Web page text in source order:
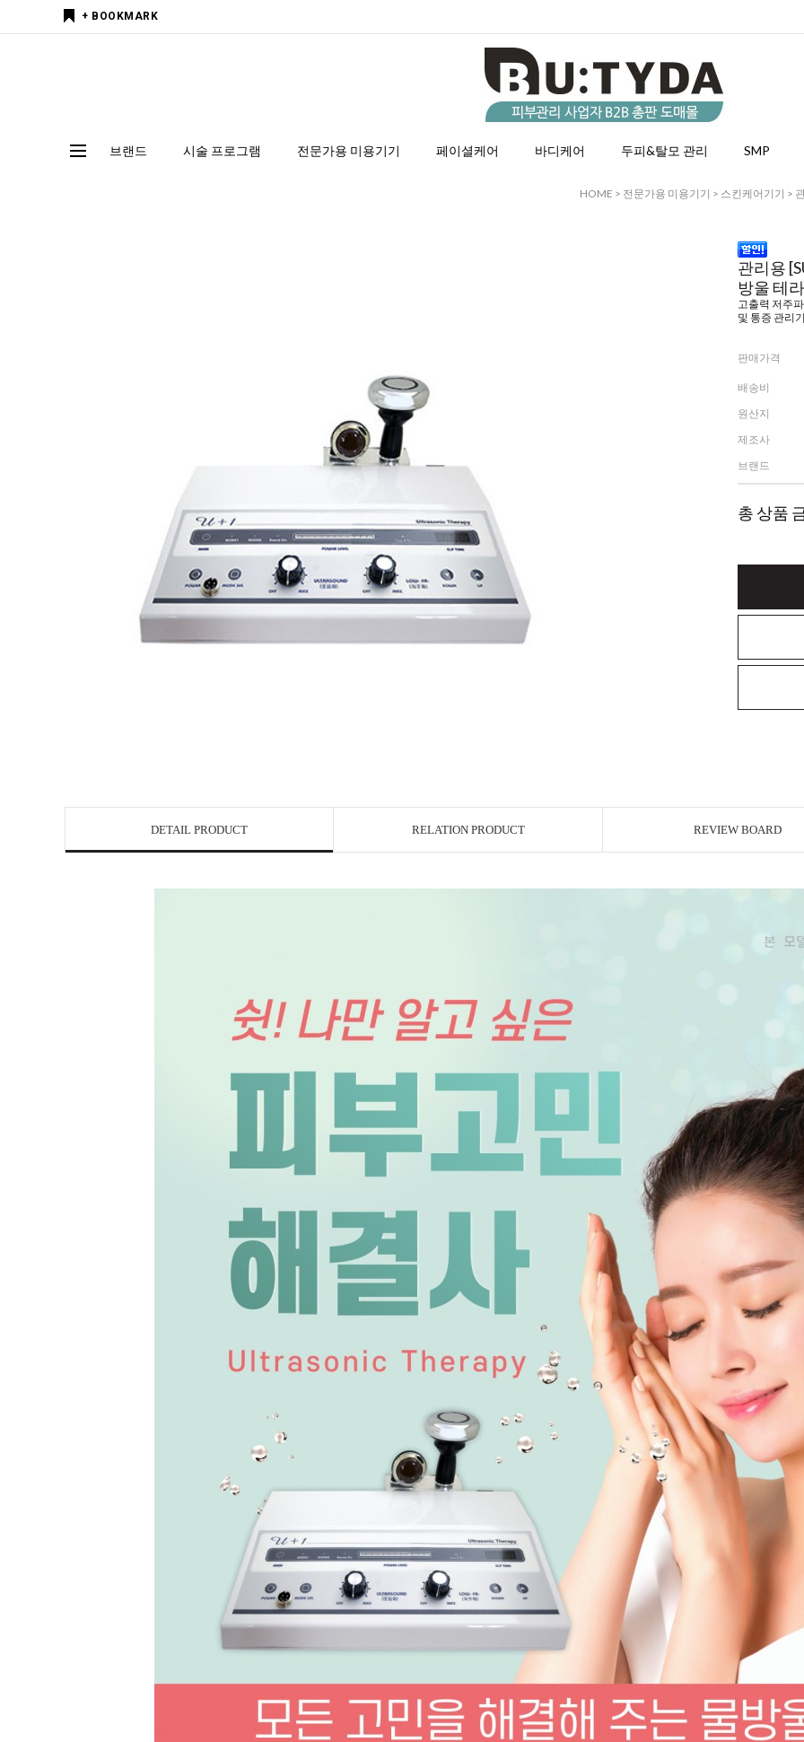
+ BOOKMARK
브랜드 시술 프로그램 전문가용 미용기기 페이셜케어 바디케어 두피&탈모 관리 SMP
HOME > 전문가용 미용기기 > 스킨케어기기 >
관리용
방울 테
고출력 저주
및 통증 관리
판매가격
배송비
원산지
제조사
브랜드
총 상품
DETAIL PRODUCT RELATION PRODUCT REVIEW BOARD